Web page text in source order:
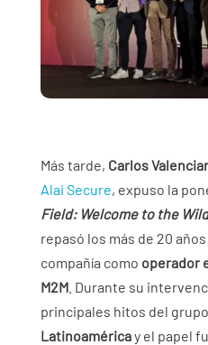
Más tarde, Carlos
Alai Secure, expuso la
Field: Welcome to the
repasó los más de 20
compañía como operador
M2M. Durante su
principales hitos del
Latinoaméricay el papel